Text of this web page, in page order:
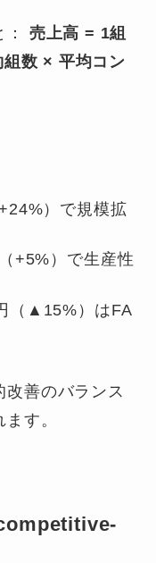
： 売上高 = 1組
数 × 平均コン
）で規模拡
+5%）で生産性
（▲15%）はFA
改善のバランス
す。